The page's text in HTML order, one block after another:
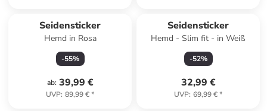
Seidensticker
Hemd in Rosa
-55%
ab: 39,99 €
UVP: 89,99 €*
Seidensticker
Hemd - Slim fit - in Weiß
-52%
32,99 €
UVP: 69,99 €*